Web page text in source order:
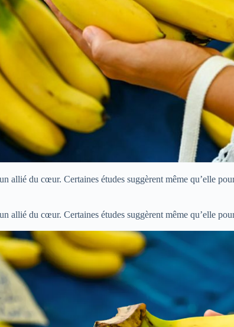
allié du cœur. Certaines études suggèrent même qu’elle
allié du cœur. Certaines études suggèrent même qu’elle